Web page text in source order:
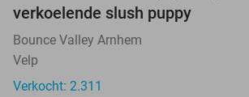
verkoelende slush puppy
Bounce Valley Arnhem
Velp
Verkocht: 2.311